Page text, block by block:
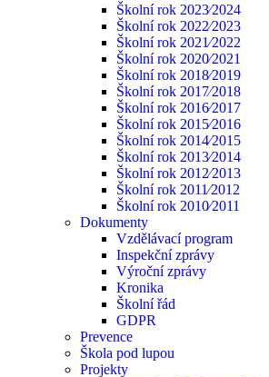
Školní rok 2023⁄2024
Školní rok 2022⁄2023
Školní rok 2021⁄2022
Školní rok 2020⁄2021
Školní rok 2018⁄2019
Školní rok 2017⁄2018
Školní rok 2016⁄2017
Školní rok 2015⁄2016
Školní rok 2014⁄2015
Školní rok 2013⁄2014
Školní rok 2012⁄2013
Školní rok 2011⁄2012
Školní rok 2010⁄2011
Dokumenty
Vzdělávací program
Inspekční zprávy
Výroční zprávy
Kronika
Školní řád
GDPR
Prevence
Škola pod lupou
Projekty